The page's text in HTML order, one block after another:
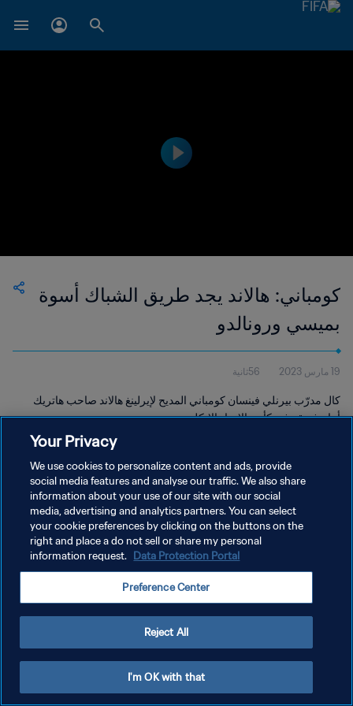
كومباني: هالاند يجد طريق الشباك أسوة
بميسي ورونالدو
19 مارس 2023 56ثانية
كال مدرّب بيرنلي فينسان كومباني المديح لإيرلينغ هالاند صاحب هاتريك
أمام فريقه في كأس الإتحاد الإنكليزي
سياسة الخصوصية
إدارة تفضيلات ملفات تعريف الارتباط
Your Privacy
We use cookies to personalize content and ads, provide
social media features and analyse our traffic. We also share
information about your use of our site with our social
media, advertising and analytics partners. You can select
your cookie preferences by clicking on the buttons on the
right and place a do not sell or share my personal
information request. Data Protection Portal
Preference Center
Reject All
I'm OK with that